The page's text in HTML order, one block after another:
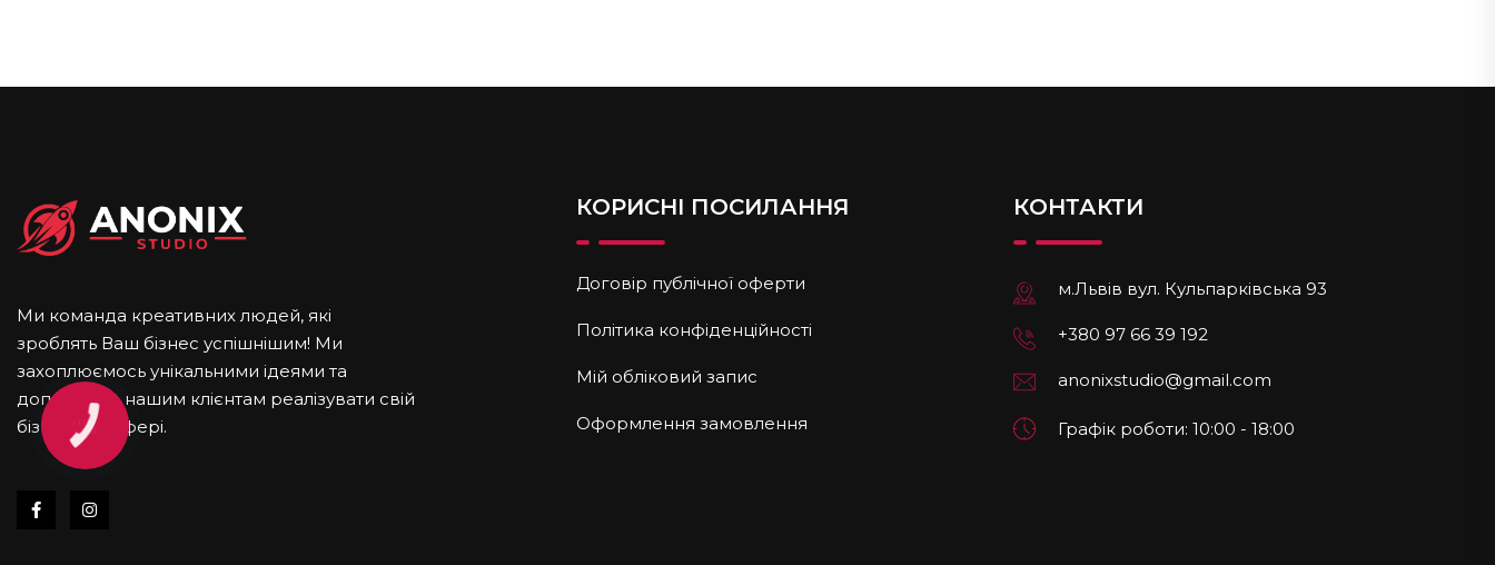
Ми команда креативних людей, які
зроблять Ваш бізнес успішнішим! Ми
захоплюємось унікальними ідеями та
допомаємо нашим клієнтам реалізувати свій
бізнес в IT cфері.
КОРИСНІ ПОСИЛАННЯ
Договір публічної оферти
Політика конфіденційності
Мій обліковий запис
Оформлення замовлення
КОНТАКТИ
м.Львів вул. Кульпарківська 93
+380 97 66 39 192
anonixstudio@gmail.com
Графік роботи: 10:00 - 18:00